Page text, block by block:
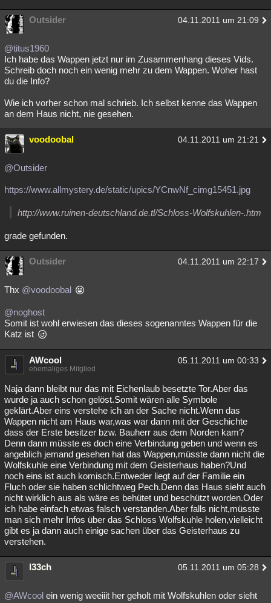
Outsider 04.11.2011 um 21:09
@titus1960
Ich habe das Wappen jetzt nur im Zusammenhang dieses Vids.
Schreib doch noch ein wenig mehr zu dem Wappen. Woher hast
du die Info?
Wie ich vorher schon mal schrieb. Ich selbst kenne das Wappen
an dem Haus nicht, nie gesehen.
voodoobal 04.11.2011 um 21:21
@Outsider
https://www.allmystery.de/static/upics/YCnwNf_cimg15451.jpg
http://www.ruinen-deutschland.de.tl/Schloss-Wolfskuhlen-.htm
grade gefunden.
Outsider 04.11.2011 um 22:17
Thx @voodoobal
@noghost
Somit ist wohl erwiesen das dieses sogenanntes Wappen für die
Katz ist
AWcool 05.11.2011 um 00:33
ehemaliges Mitglied
Naja dann bleibt nur das mit Eichenlaub besetzte Tor.Aber das
wurde ja auch schon gelöst.Somit wären alle Symbole
geklärt.Aber eins verstehe ich an der Sache nicht.Wenn das
Wappen nicht am Haus war,was war dann mit der Geschichte
dass der Erste besitzer bzw. Bauherr aus dem Norden kam?
Denn dann müsste es doch eine Verbindung geben und wenn es
angeblich jemand gesehen hat das Wappen,müsste dann nicht die
Wolfskuhle eine Verbindung mit dem Geisterhaus haben?Und
noch eins ist auch komisch.Entweder liegt auf der Familie ein
Fluch oder sie haben schlichtweg Pech.Denn das Haus sieht auch
nicht wirklich aus als wäre es behütet und beschützt worden.Oder
ich habe einfach etwas falsch verstanden.Aber falls nicht,müsste
man sich mehr Infos über das Schloss Wolfskuhle holen,vielleicht
gibt es ja dann auch einige sachen über das Geisterhaus zu
verstehen.
l33ch 05.11.2011 um 05:28
@AWcool ein wenig weeiiit her geholt mit Wolfskuhlen oder sieht